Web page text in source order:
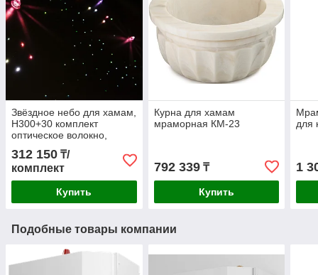
Звёздное небо для хамам,
H300+30 комплект
оптическое волокно,
312 150 ₸/
комплект
Купить
Курна для хамам
мраморная КМ-23
792 339₸
Купить
для
1
Подобные товары компании